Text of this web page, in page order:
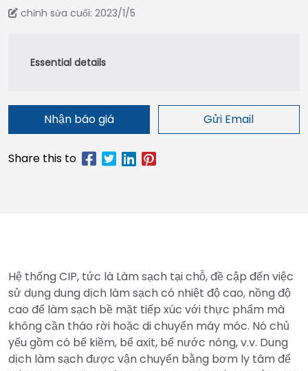
chỉnh sửa cuối: 2023/1/5
Nhận báo giá Gửi Email
Hệ thống CIP, tức là Làm sạch tại chỗ, đề cập đến việc
sử dụng dung dịch làm sạch có nhiệt độ cao, nồng độ
cao để làm sạch bề mặt tiếp xúc với thực phẩm mà
không cần tháo rời hoặc di chuyển máy móc. Nó chủ
yếu gồm có bể kiềm, bể axit, bể nước nóng, v.v. Dung
dịch làm sạch được vận chuyển bằng bơm ly tâm để